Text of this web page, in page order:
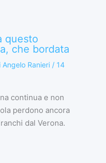
questo
che bordata
Angelo Ranieri / 14
continua e non
perdono ancora
dal Verona.